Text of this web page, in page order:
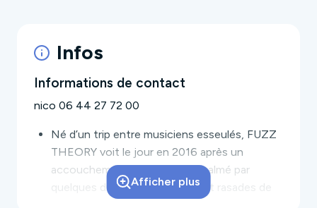
Infos
Informations de contact
nico 06 44 27 72 00
Né d’un trip entre musiciens esseulés, FUZZ
THEORY voit le jour en 2016 après un
accouchement sans douleur, calmé par
quelques dizaines de décibels et rasades de
Afficher plus